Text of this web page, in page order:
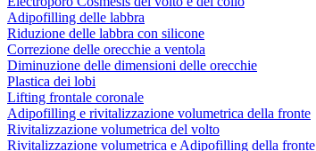
Adipofilling delle labbra
Riduzione delle labbra con silicone
Correzione delle orecchie a ventola
Diminuzione delle dimensioni delle orecchie
Plastica dei lobi
Lifting frontale coronale
Adipofilling e rivitalizzazione volumetrica della fronte
Rivitalizzazione volumetrica del volto
Rivitalizzazione volumetrica e Adipofilling della fronte